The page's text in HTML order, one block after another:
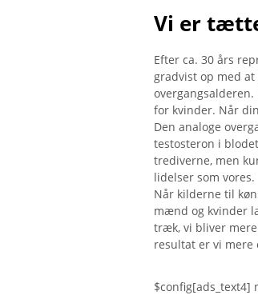
Vi er
Efter ca. 30 års
gradvist op med
for kvinder. Når
Den analoge
testosteron i
trediverne, men
lidelser som vores.
Når kilderne til
mænd og kvinder
træk, vi bliver
resultat er vi mere
$config[ads_text4]